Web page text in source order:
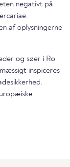
negativt på
af oplysningerne
og søer i Ro
inspiceres